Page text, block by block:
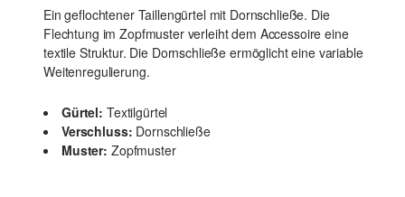
Ein geflochtener Taillengürtel mit Dornschließe. Die
Flechtung im Zopfmuster verleiht dem Accessoire eine
textile Struktur. Die Dornschließe ermöglicht eine variable
Weitenregulierung.
Gürtel: Textilgürtel
Verschluss: Dornschließe
Muster: Zopfmuster